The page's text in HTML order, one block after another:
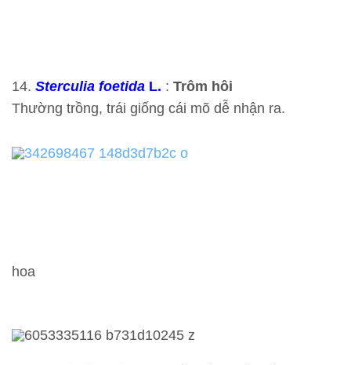
14. Sterculia foetida L. : Trôm hôi
Thường trồng, trái giống cái mõ dễ nhận ra.
hoa